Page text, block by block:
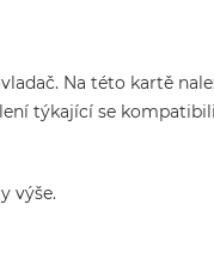
Na této kartě
týkající se
výše.